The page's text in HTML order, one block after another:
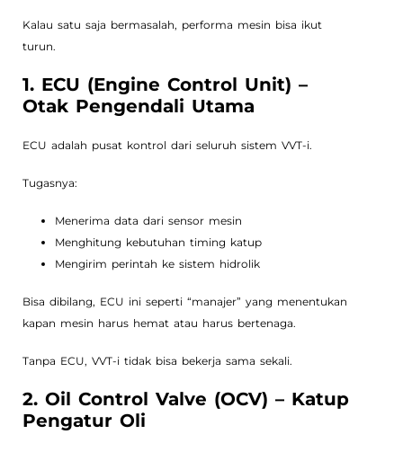
Kalau satu saja bermasalah, performa mesin bisa ikut
turun.
1. ECU (Engine Control Unit) –
Otak Pengendali Utama
ECU adalah pusat kontrol dari seluruh sistem VVT-i.
Tugasnya:
Menerima data dari sensor mesin
Menghitung kebutuhan timing katup
Mengirim perintah ke sistem hidrolik
Bisa dibilang, ECU ini seperti “manajer” yang menentukan
kapan mesin harus hemat atau harus bertenaga.
Tanpa ECU, VVT-i tidak bisa bekerja sama sekali.
2. Oil Control Valve (OCV) – Katup
Pengatur Oli